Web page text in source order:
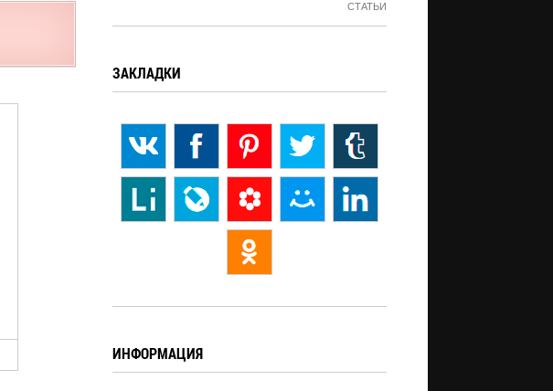
СТАТЬИ
ЗАКЛАДКИ
ИНФОРМАЦИЯ